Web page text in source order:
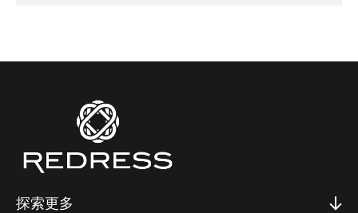
探索更多